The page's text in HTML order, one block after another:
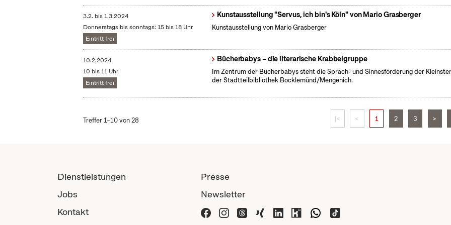
3.2. bis1.3.2024
Donnerstags bis sonntags: 15 bis 18 Uhr
Eintritt frei
Kunstausstellung "Servus, ich bin's Köln" von Mario Grasberger
Kunstausstellung von Mario Grasberger
10.2.2024
10 bis 11 Uhr
Eintritt frei
Bücherbabys – die literarische Krabbelgruppe
Im Zentrum der Bücherbabys steht die Sprach- und Sinnesförderung der
der Stadtteilbibliothek Bocklemünd/Mengenich.
Treffer 1–10 von 28 |< < 1 2 3 >
Dienstleistungen
Jobs
Kontakt
Presse
Newsletter